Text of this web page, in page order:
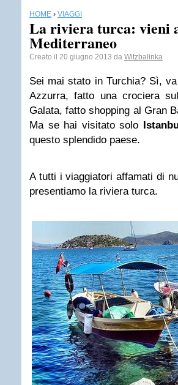
HOME › VIAGGI
La riviera turca: vieni
Mediterraneo
Creato il 20 giugno 2013 da Witzbalinka
Sei mai stato in Turchia? Sì,
Azzurra, fatto una crociera
Galata, fatto shopping al Gran
Ma se hai visitato solo
questo splendido paese.
A tutti i viaggiatori affamati di
presentiamo la riviera turca.